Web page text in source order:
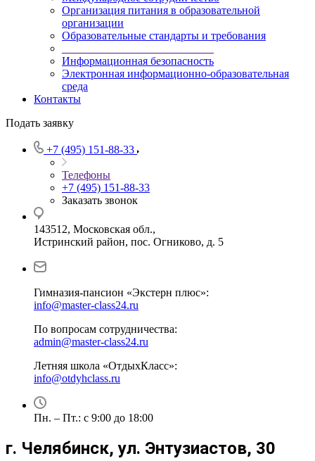
Организация питания в образовательной
организации
Образовательные стандарты и требования
Информационная безопасность
Электронная информационно-образовательная
среда
Контакты
Подать заявку
+7 (495) 151-88-33
Телефоны
+7 (495) 151-88-33
Заказать звонок
143512, Московская обл.,
Истринский район, пос. Огниково, д. 5
Гимназия-пансион «Экстерн плюс»:
info@master-class24.ru
По вопросам сотрудничества:
admin@master-class24.ru
Летняя школа «ОтдыхКласс»:
info@otdyhclass.ru
Пн. – Пт.: с 9:00 до 18:00
г. Челябинск, ул. Энтузиастов, 30